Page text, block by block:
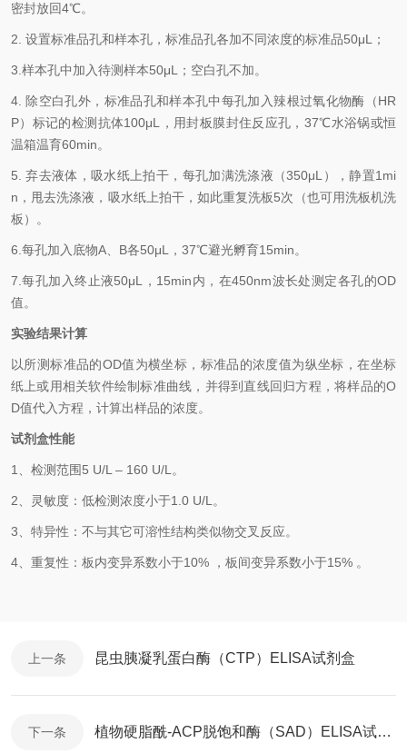
密封放回4℃。
2. 设置标准品孔和样本孔，标准品孔各加不同浓度的标准品50μL；
3. 样本孔中加 入待测样本50μL；空白孔不加。
4.
除空白孔外，标准品孔和样本孔中每孔加入辣根过氧化物酶（HR
P）标记的检测抗体100μL，用封板膜封住反应孔，37℃水浴锅或恒
温箱温育60min。
5. 弃去液体，吸水纸上拍干，每孔加满洗涤液 （350μL ）
，静置1mi
n，甩去洗涤液，吸水纸上拍干，如此重复洗板5次（也可用洗板机洗
板）。
6. 每孔加入底物A、B各50μL，37℃避光孵育15min。
7. 每孔加入终止液50μL，15min内，在450nm波长处测定各孔的OD
值。
实验结果计算
以所测标准品的OD值为横坐标， 标准品的浓度值为纵坐标，在坐标
纸上或用相关软件绘制标准曲线 ，并得到直线回归方程 ，将样品的O
D值代入方程，计算出样品的浓度。
试剂盒性能
1、 检测范围5 U/L – 160 U/L 。
2、 灵敏度：低检测浓度小于1.0 U/L 。
3、 特异性：不与其它可溶性结构类似物交叉反应。
4、 重复性：板内变异系数小于10% ， 板间变异系数小于1 5% 。
上一条 昆虫胰凝乳蛋白酶（CTP）ELISA试剂盒
下一条 植物硬脂酰-ACP脱饱和酶（SAD）ELISA试剂盒技术指导